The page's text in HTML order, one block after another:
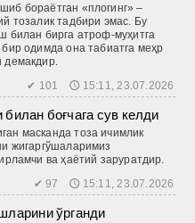
бораётган «плогинг» –
тозалик тадбири эмас. Бу
билан бирга атроф-муҳитга
одимда она табиатга меҳр
демакдир.
✔ 101 🕔 15:11, 23.07.2026
боғчага сув келди
мас­канда тоза ичимлик
жигаргўшаларимиз
ва ҳаётий заруратдир.
✔ 97 🕔 15:11, 23.07.2026
ўрганди